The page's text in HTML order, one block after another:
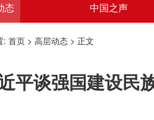
态 中国之声
: 首页 > 高层动态 > 正文
平谈强国建设民